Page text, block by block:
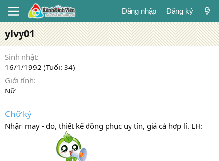
Đăng nhập Đăng ký
ylvy01
Sinh nhật
16/1/1992 (Tuổi: 34)
Giới tính
Nữ
Chữ ký
Nhận may - đo, thiết kế đồng phục uy tín, giá cả hợp lí. LH: